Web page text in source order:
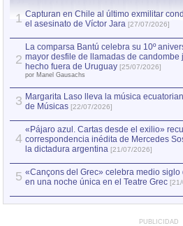
1 Capturan en Chile al último exmilitar
el asesinato de Víctor Jara [27/07/2026]
2
La comparsa Bantú celebra su 10º
mayor desfile de llamadas de candombe
hecho fuera de Uruguay [25/07/2026]
por Manel Gausachs
3 Margarita Laso lleva la música
de Músicas [22/07/2026]
4
«Pájaro azul. Cartas desde el exilio»
correspondencia inédita de Mercedes
la dictadura argentina [21/07/2026]
5 «Cançons del Grec» celebra medio siglo
en una noche única en el Teatre Grec
PUBLICIDAD